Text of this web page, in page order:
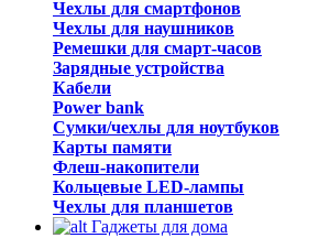
Чехлы для смартфонов
Чехлы для наушников
Ремешки для смарт-часов
Зарядные устройства
Кабели
Power bank
Сумки/чехлы для ноутбуков
Карты памяти
Флеш-накопители
Кольцевые LED-лампы
Чехлы для планшетов
Гаджеты для дома